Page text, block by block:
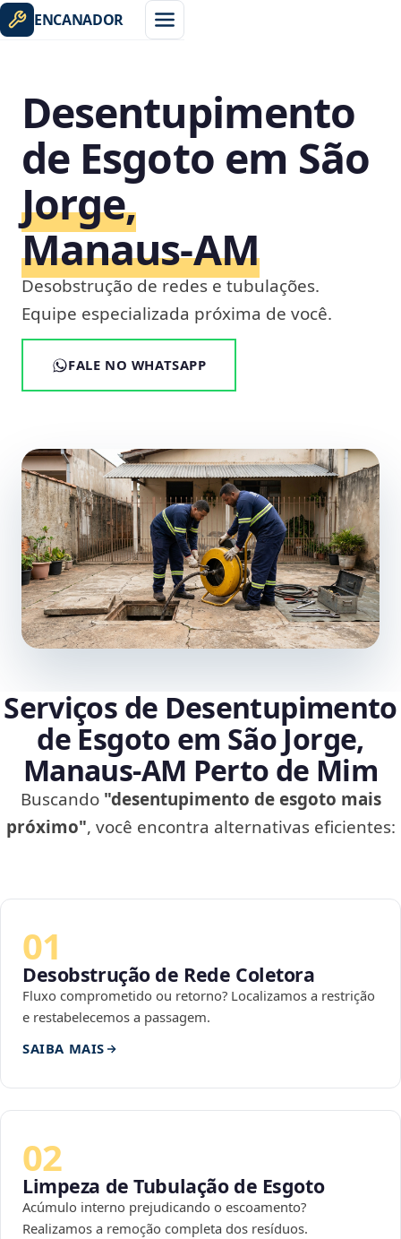
ENCANADOR
Desentupimento
de Esgoto em São
Jorge,
Manaus‑AM
Desobstrução de redes e tubulações.
Equipe especializada próxima de você.
FALE NO WHATSAPP
Serviços de Desentupimento
de Esgoto em São Jorge,
Manaus‑AM Perto de Mim
Buscando "desentupimento de esgoto mais
próximo", você encontra alternativas eficientes:
01
Desobstrução de Rede Coletora
Fluxo comprometido ou retorno? Localizamos a restrição
e restabelecemos a passagem.
SAIBA MAIS
02
Limpeza de Tubulação de Esgoto
Acúmulo interno prejudicando o escoamento?
Realizamos a remoção completa dos resíduos.